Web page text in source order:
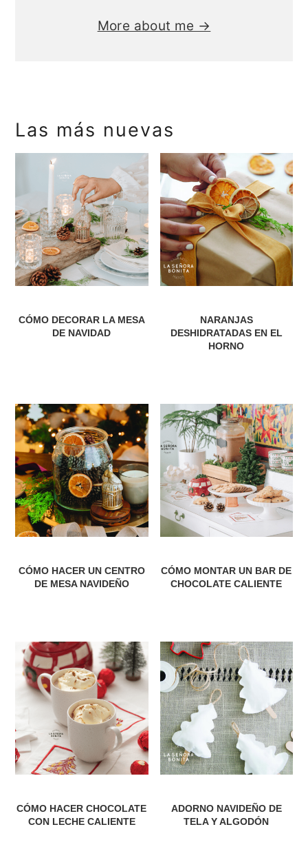
More about me →
Las más nuevas
CÓMO DECORAR LA MESA
DE NAVIDAD
NARANJAS
DESHIDRATADAS EN EL
HORNO
CÓMO HACER UN CENTRO
DE MESA NAVIDEÑO
CÓMO MONTAR UN BAR DE
CHOCOLATE CALIENTE
CÓMO HACER CHOCOLATE
CON LECHE CALIENTE
ADORNO NAVIDEÑO DE
TELA Y ALGODÓN